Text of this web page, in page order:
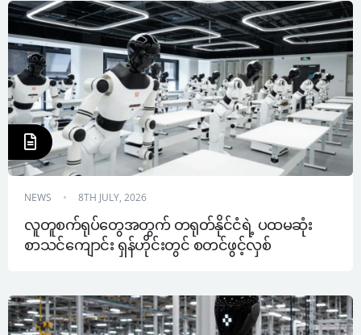
NEWS 8TH JULY, 2026
လူတူစက်ရုပ်တွေအတွက် တရုတ်နိုင်ငံရဲ့ ပထမဆုံး
စာသင်ကျောင်း ရှန်ဟိုင်းတွင် စတင်ဖွင့်လှစ်